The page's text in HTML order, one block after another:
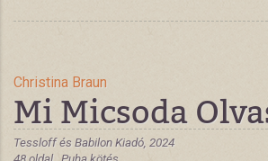
Christina Braun
Mi Micsoda
Tessloff és Babilon Kiadó, 2024